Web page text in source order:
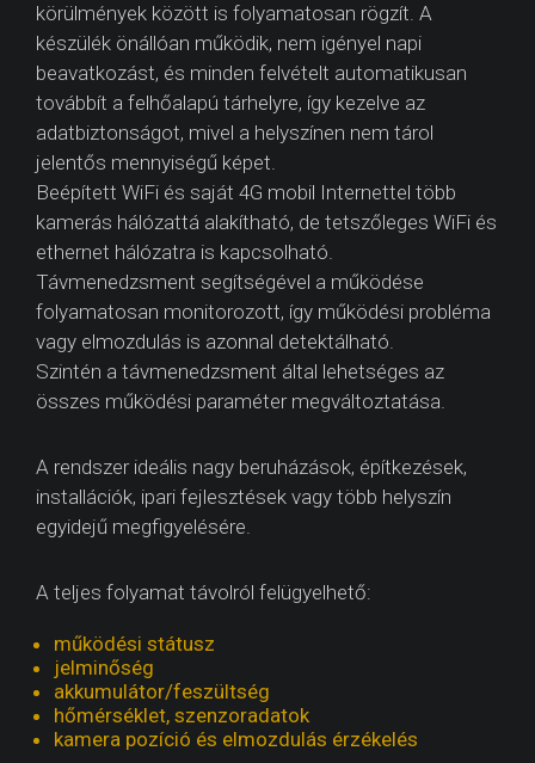
körülmények között is folyamatosan rögzít. A
készülék önállóan működik, nem igényel napi
beavatkozást, és minden felvételt automatikusan
továbbít a felhőalapú tárhelyre, így kezelve az
adatbiztonságot, mivel a helyszínen nem tárol
jelentős mennyiségű képet.
Beépített WiFi és saját 4G mobil Internettel több
kamerás hálózattá alakítható, de tetszőleges WiFi és
ethernet hálózatra is kapcsolható.
Távmenedzsment segítségével a működése
folyamatosan monitorozott, így működési probléma
vagy elmozdulás is azonnal detektálható.
Szintén a távmenedzsment által lehetséges az
összes működési paraméter megváltoztatása.
A rendszer ideális nagy beruházások, építkezések,
installációk, ipari fejlesztések vagy több helyszín
egyidejű megfigyelésére.
A teljes folyamat távolról felügyelhető:
működési státusz
jelminőség
akkumulátor/feszültség
hőmérséklet, szenzoradatok
kamera pozíció és elmozdulás érzékelés